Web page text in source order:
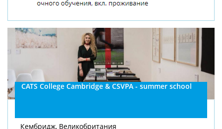
CATS College Cambridge & CSVPA - summer school
Кембридж, Великобритания